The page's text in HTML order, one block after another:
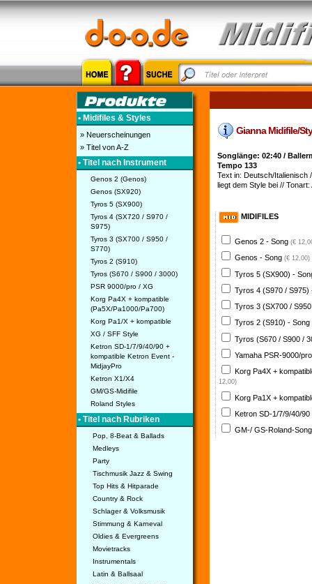
• Midifiles & Styles
» Neuerscheinungen
» Titel von A-Z
• Titel nach Instrument
Genos 2 (Genos)
Genos (SX920)
Tyros 5 (SX900)
Tyros 4 (SX720 / S970 /
S975)
Tyros 3 (SX700 / S950 /
S770)
Tyros 2 (S910)
Tyros (S670 / S900 / 3000)
PSR 9000/pro / XG
Korg Pa4X + kompatible
(Pa5X/Pa1000/Pa700)
Korg Pa1/X + kompatible
XG / SFF Style
Ketron SD-1/7/9/40/90 +
kompatible Ketron Event -
MidjayPro
Ketron X1/X4
GM/GS-Midifile
Roland Styles
• Titel nach Rubriken
Pop, 8-Beat & Ballads
Medleys
Party
Tischmusik Jazz & Swing
Top Hits & Hitparade
Country & Rock
Schlager & Volksmusik
Stimmung & Karneval
Oldies & Evergreens
Movietracks
Instrumentals
Latin & Ballsaal
Gianna Midifile/
Songlänge: 02:40 /
Tempo 133
Text in: Deutsch/Italienisch
liegt dem Style bei // Tonart:
MIDIFILES
Genos 2 - Song (€
Genos - Song (€ 12,00)
Tyros 5 (SX900) -
Tyros 4 (S970 /
Tyros 3 (SX700 /
Tyros 2 (S910) - Song
Tyros (S670 / S900 /
Yamaha PSR-9000/
Korg Pa4X +
12,00)
Korg Pa1X +
Ketron SD-1/7/9/40/
GM-/ GS-Roland-